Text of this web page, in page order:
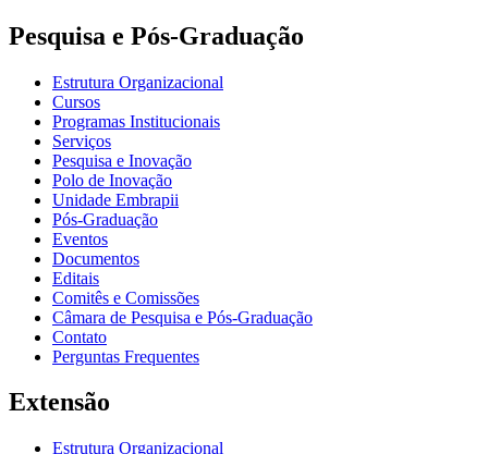
Pesquisa e Pós-Graduação
Estrutura Organizacional
Cursos
Programas Institucionais
Serviços
Pesquisa e Inovação
Polo de Inovação
Unidade Embrapii
Pós-Graduação
Eventos
Documentos
Editais
Comitês e Comissões
Câmara de Pesquisa e Pós-Graduação
Contato
Perguntas Frequentes
Extensão
Estrutura Organizacional